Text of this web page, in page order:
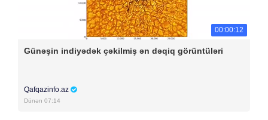
00:00:12
Günəşin indiyədək çəkilmiş ən dəqiq görüntüləri
Qafqazinfo.az
Dünən 07:14